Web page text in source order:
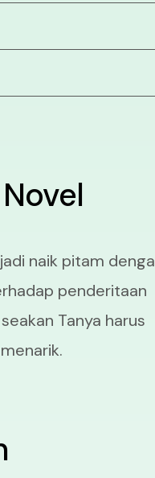
naik pitam
penderitaan
Tanya harus